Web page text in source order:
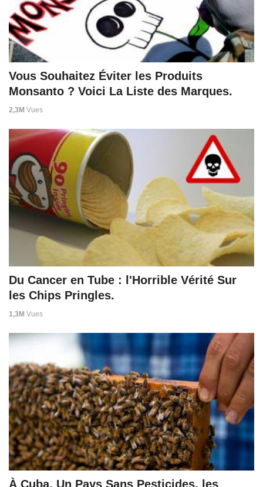
Vous Souhaitez Éviter les Produits
Monsanto ? Voici La Liste des Marques.
2,3M Vues
Du Cancer en Tube : l'Horrible Vérité Sur
les Chips Pringles.
1,3M Vues
À Cuba, Un Pays Sans Pesticides, les